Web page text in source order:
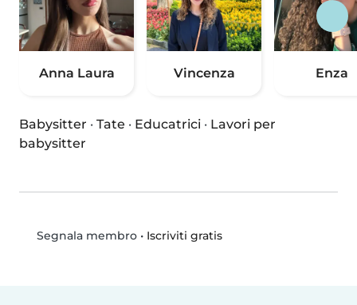
Anna Laura Vincenza Enza
Babysitter · Tate · Educatrici · Lavori per
babysitter
Segnala membro• Iscriviti gratis